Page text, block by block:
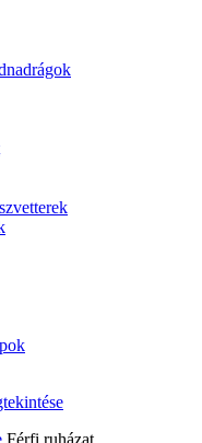
Férfi ruházat